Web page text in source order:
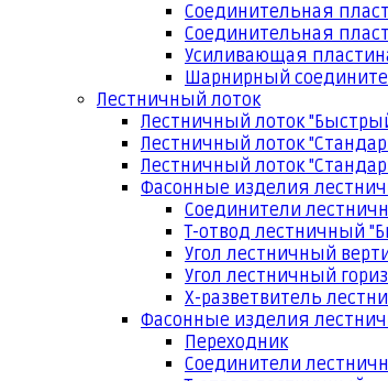
Соединительная
Соединительная
Усиливающая
Шарнирный
Лестничный лоток
Лестничный лоток
Лестничный лоток
Лестничный лоток
Фасонные изделия
Соединители
Т-отвод лестничный
Угол лестничный
Угол лестничный
Х-разветвитель
Фасонные изделия
Переходник
Соединители